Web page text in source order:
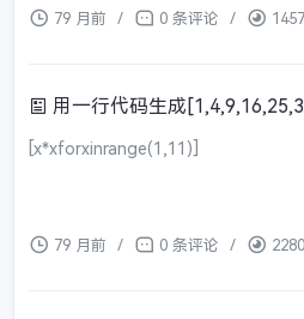
79 月前 / 0 条评论 /
用一行代码生成
[x*xforxinrange(1,11)]
79 月前 / 0 条评论 /